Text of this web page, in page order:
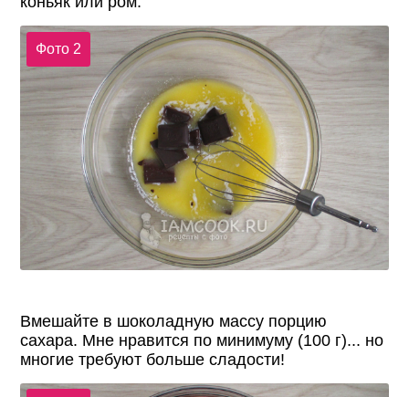
Фото 2
Вмешайте в шоколадную массу порцию
сахара. Мне нравится по минимуму (100 г)... но
многие требуют больше сладости!